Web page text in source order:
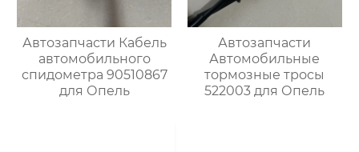
Автозапчасти Кабель
автомобильного
спидометра 90510867
для Опель
Автозапчасти
Автомобильные
тормозные тросы
522003 для Опель